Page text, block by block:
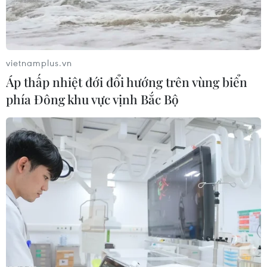
Kỳ thi Thi tốt nghiệp THPT 2025: Có 41 thí
sinh bị đình chỉ thi
27/06/2025 13:16
Theo Bộ Giáo dục và Đào tạo, công tác coi thi đã diễn
ra đúng kế hoạch, an toàn, nghiêm túc với tinh thần
thân thiện, tạo mọi điều kiện thuận lợi nhất cho thí sinh.
vietnamplus.vn
Áp thấp nhiệt đới đổi hướng trên vùng biển
phía Đông khu vực vịnh Bắc Bộ